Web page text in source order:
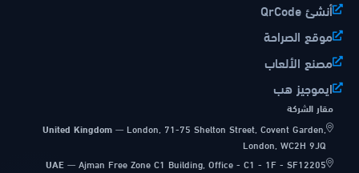
أنشئ QrCode
موقع الصراحة
مصنع الألعاب
ايموجيز هب
مقار الشركة
United Kingdom — London, 71-75 Shelton Street, Covent Garden,
London, WC2H 9JQ
UAE — Ajman Free Zone C1 Building, Office - C1 - 1F - SF12205